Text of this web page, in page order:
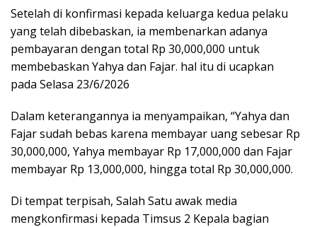
Setelah di konfirmasi kepada keluarga kedua pelaku
yang telah dibebaskan, ia membenarkan adanya
pembayaran dengan total Rp 30,000,000 untuk
membebaskan Yahya dan Fajar. hal itu di ucapkan
pada Selasa 23/6/2026
Dalam keterangannya ia menyampaikan, “Yahya dan
Fajar sudah bebas karena membayar uang sebesar Rp
30,000,000, Yahya membayar Rp 17,000,000 dan Fajar
membayar Rp 13,000,000, hingga total Rp 30,000,000.
Di tempat terpisah, Salah Satu awak media
mengkonfirmasi kepada Timsus 2 Kepala bagian